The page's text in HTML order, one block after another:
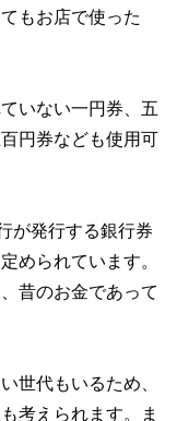
もお店で使った
いない一円券、五
円券なども使用可
が発行する銀行券
められています。
昔のお金であって
世代もいるため、
考えられます。ま